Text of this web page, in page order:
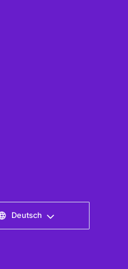
Deutsch